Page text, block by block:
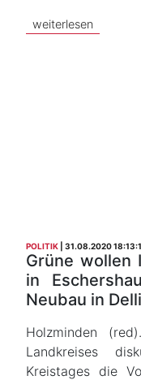
weiterlesen
POLITIK 31.08.2020
Grüne wollen
in
Neubau in
Holzminden
Landkreises
Kreistages die